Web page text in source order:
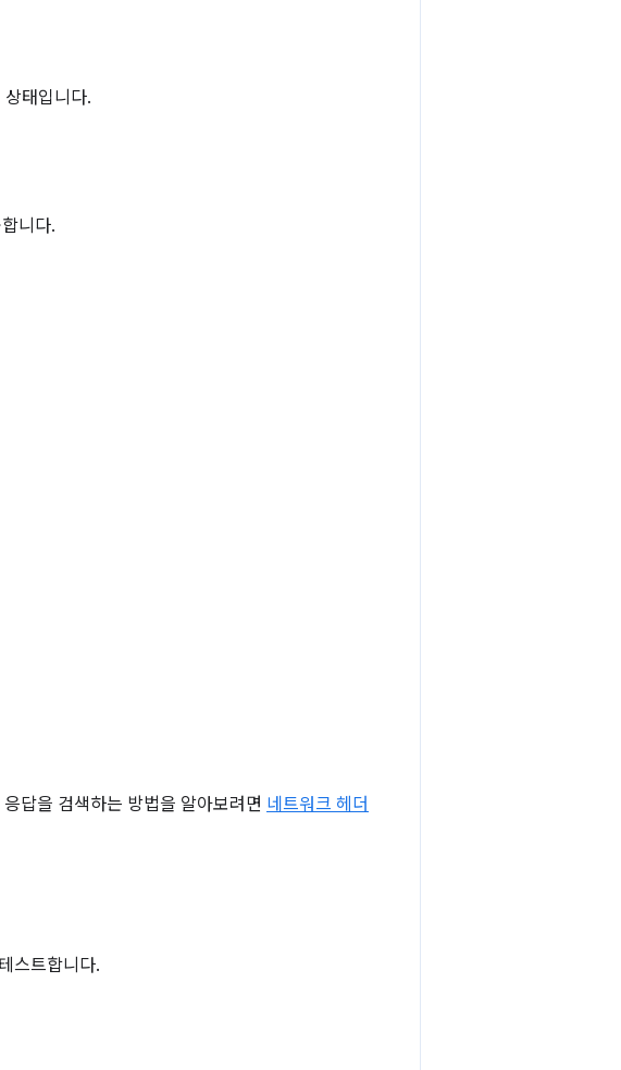
태입니다.
니다.
답을 검색하는 방법을 알아보려면 네트워크 헤더
스트합니다.